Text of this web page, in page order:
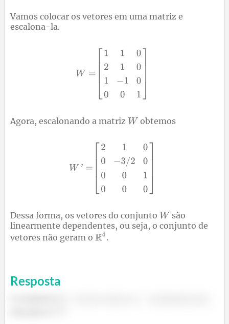
Vamos colocar os vetores em uma matriz e
escalona-la.
Agora, escalonando a matriz obtemos
Dessa forma, os vetores do conjunto
são
linearmente dependentes, ou seja, o conjunto de
vetores não geram o
.
Resposta